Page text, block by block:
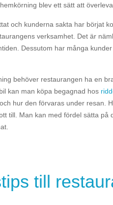
blev ett sätt att
och kunderna sakta har börjat
verksamhet. Det är
Dessutom har många
behöver restaurangen ha en
kan man köpa begagnad hos
hur den förvaras under resan.
till. Man kan med fördel sätta
till